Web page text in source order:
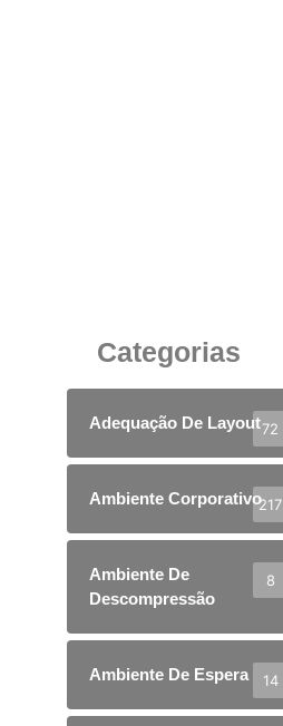
Categorias
Adequação De Layout72
Ambiente Corporativo217
Ambiente De
Descompressão
8
Ambiente De Espera 14